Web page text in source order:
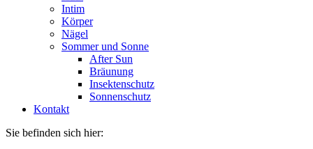
Intim
Körper
Nägel
Sommer und Sonne
After Sun
Bräunung
Insektenschutz
Sonnenschutz
Kontakt
Sie befinden sich hier: